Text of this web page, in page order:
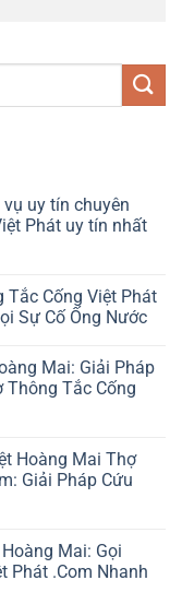
uy tín chuyên
Phát uy tín nhất
Tắc Cống Việt Phát
Sự Cố Ống Nước
Mai: Giải Pháp
Thông Tắc Cống
Hoàng Mai Thợ
Giải Pháp Cứu
Mai: Gọi
Phát .Com Nhanh